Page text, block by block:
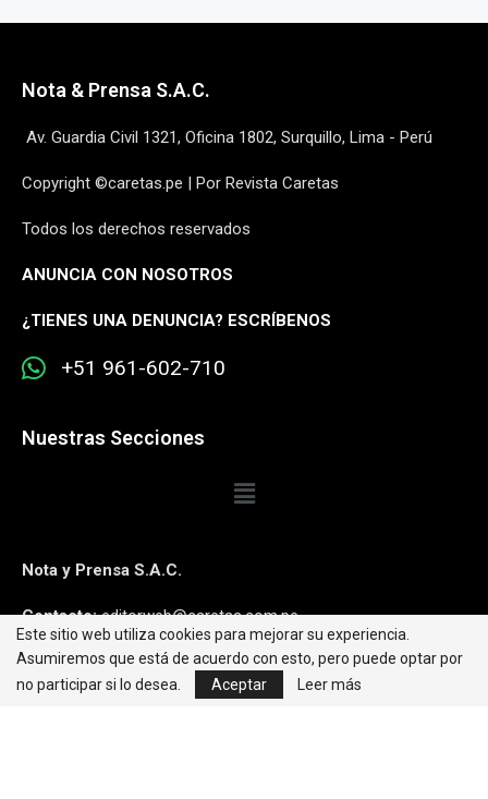
Nota & Prensa S.A.C.
Av. Guardia Civil 1321, Oficina 1802, Surquillo, Lima - Perú
Copyright ©caretas.pe | Por Revista Caretas
Todos los derechos reservados
ANUNCIA CON NOSOTROS
¿TIENES UNA DENUNCIA? ESCRÍBENOS
+51 961-602-710
Nuestras Secciones
Nota y Prensa S.A.C.
Contacto:editorweb@caretas.com.pe
Síguenos:
Este sitio web utiliza cookies para mejorar su experiencia.
Asumiremos que está de acuerdo con esto, pero puede optar por
no participar si lo desea.
Aceptar Leer más